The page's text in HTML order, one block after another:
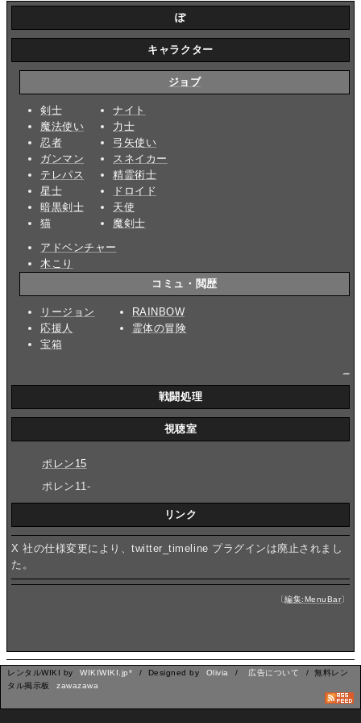
ぽ
キャラクター
ジョブ
剣士
魔法使い
忍者
ガンマン
テレパス
星士
暗黒剣士
猫
ナイト
力士
弓矢使い
スネイカー
精霊術士
ドロイド
天使
魔剣士
アドベンチャー
木こり
コミュ・閲歴
リージョン
応援人
宝箱
RAINBOW
霊体の冒険
戦闘処理
視聴室
ポレン15
ポレン11-
リンク
X 社の仕様変更により、twitter_timeline プラグインは廃止されまし
た。
〔編集:MenuBar〕
レンタルWIKI by WIKIWIKI.jp* / Designed by Olivia / 広告について
/ 無料レン
タル掲示板
zawazawa